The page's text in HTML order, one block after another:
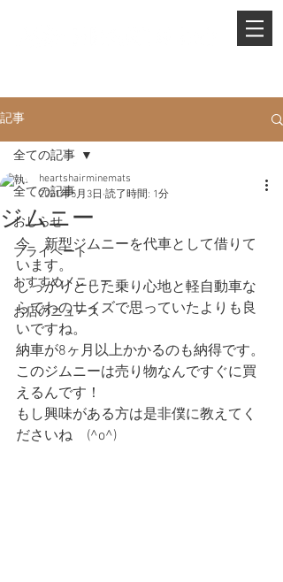
記事
全ての記事
おしらせ
プライベート
おすすめメニュー
お店のニュース
全ての記事
ジムニー
heartshairminemats
2021年5月3日 読了時間: 1分
今　新型ジムニーを代車として借りて
います。
しっかりとした乗り心地と軽自動車な
らでわのサイズで思っていたよりも良
いですね。
納車が8ヶ月以上かかるのも納得です。
このジムニーは売り物なんですぐに買
えるんです！
もし興味がある方は是非僕に教えてく
ださいね　(^o^)